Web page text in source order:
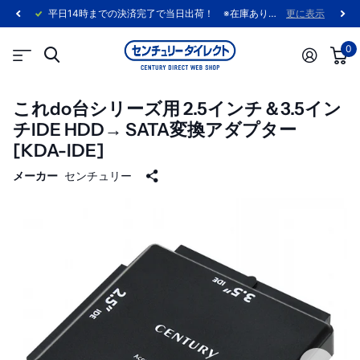
平日14時までの決済完了で当日出荷！ ※在庫あり製品に限ります。 更に表示
0
これdo台シリーズ用 2.5インチ＆3.5イン
チIDE HDD→ SATA変換アダプター
[KDA-IDE]
メーカー センチュリー